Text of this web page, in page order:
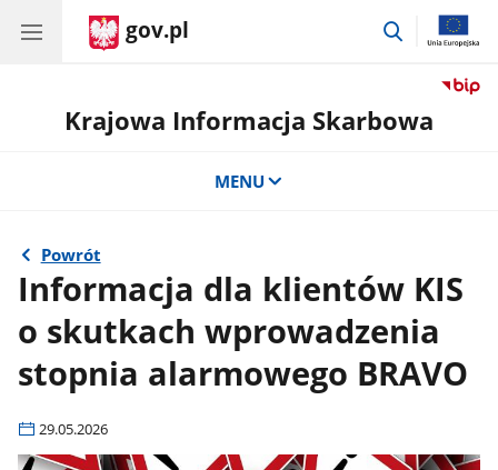
gov.pl
przejdź
Krajowa Informacja Skarbowa
MENU
Powrót
Informacja dla klientów KIS
o skutkach wprowadzenia
stopnia alarmowego BRAVO
29.05.2026